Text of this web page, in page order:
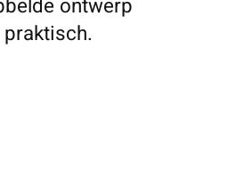
ontwerp